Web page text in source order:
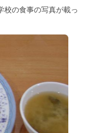
校の食事の写真が載っ